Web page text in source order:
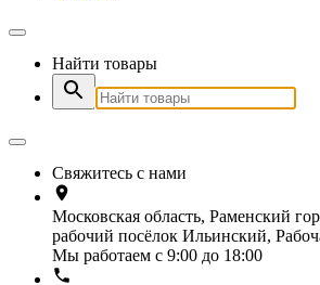
Найти товары
Свяжитесь с нами
Московская область, Раменский
рабочий посёлок Ильинский,
Мы работаем с 9:00 до 18:00